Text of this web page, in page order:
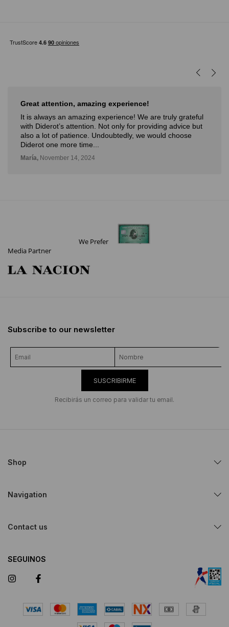
Great attention, amazing experience!
It is always an amazing experience! We are truly grateful
with Diderot’s attention. Not only for providing advice but
also a lot of patience. Undoubtedly, we would choose
Diderot one more time...
María, November 14, 2024
We Prefer
Media Partner
Subscribe to our newsletter
SUSCRIBIRME
Recibirás un correo para validar tu email.
Shop
Navigation
Contact us
SEGUINOS